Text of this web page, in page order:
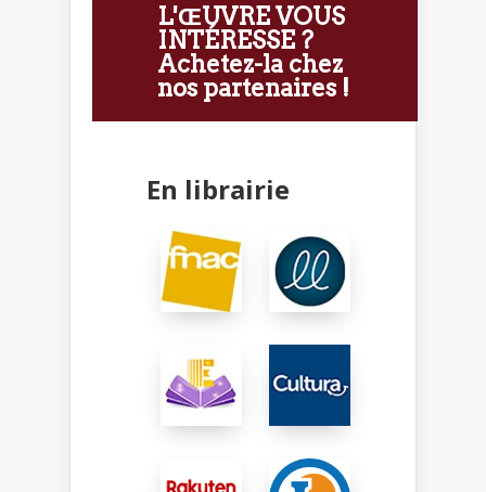
L'ŒUVRE VOUS
INTÉRESSE ?
Achetez-la chez
nos partenaires !
En librairie